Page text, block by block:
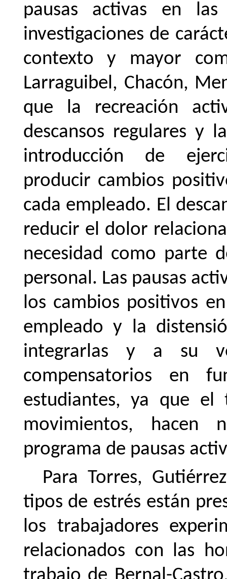
pausas activas en
investigaciones de
contexto y mayor
Larraguibel, Chacón,
que la recreación
descansos regulares y
introducción de
producir cambios
cada empleado. El
reducir el dolor
necesidad como parte
personal. Las pausas
los cambios positivos
empleado y la
integrarlas y a su
compensatorios en
estudiantes, ya que
movimientos, hacen
programa de pausas
Para Torres,
tipos de estrés están
los trabajadores
relacionados con las